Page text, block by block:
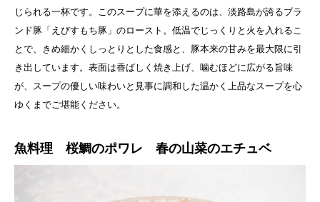
じられる一杯です。このスープに華を添えるのは、淡路島が誇るブラ
ンド豚「えびすもち豚」のロースト。低温でじっくりと火を入れるこ
とで、きめ細かくしっとりとした食感と、豚本来の甘みを最大限に引
き出しています。表面は香ばしく焼き上げ、噛むほどに広がる旨味
が、スープの優しい味わいと見事に調和した温かく上品なスープを心
ゆくまでご堪能ください。
魚料理 桜鯛のポワレ 春の山菜のエチュベ